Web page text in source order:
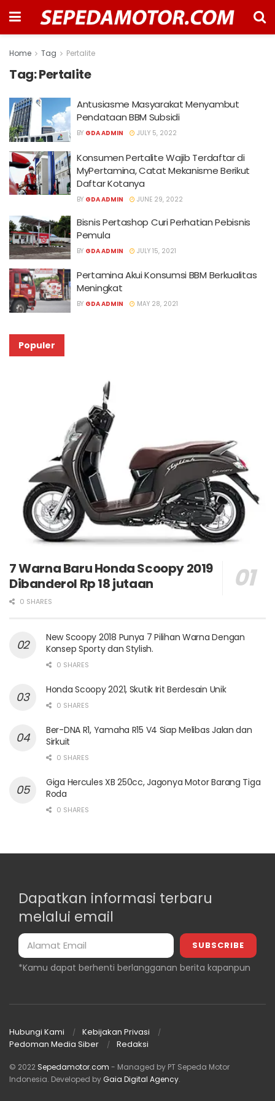
Home Tag Pertalite
Tag:Pertalite
Antusiasme Masyarakat Menyambut
Pendataan BBM Subsidi
BY GDA ADMIN JULY 5, 2022
Konsumen Pertalite Wajib Terdaftar di
MyPertamina, Catat Mekanisme Berikut
Daftar Kotanya
BY GDA ADMIN JUNE 29, 2022
Bisnis Pertashop Curi Perhatian Pebisnis
Pemula
BY GDA ADMIN JULY 15, 2021
Pertamina Akui Konsumsi BBM Berkualitas
Meningkat
BY GDA ADMIN MAY 28, 2021
Populer
7 Warna Baru Honda Scoopy 2019
Dibanderol Rp 18 jutaan
0 SHARES
New Scoopy 2018 Punya 7 Pilihan Warna Dengan
Konsep Sporty dan Stylish.
0 SHARES
Honda Scoopy 2021, Skutik Irit Berdesain Unik
0 SHARES
Ber-DNA R1, Yamaha R15 V4 Siap Melibas Jalan dan
Sirkuit
0 SHARES
Giga Hercules XB 250cc, Jagonya Motor Barang Tiga
Roda
0 SHARES
Dapatkan informasi terbaru
melalui email
*Kamu dapat berhenti berlangganan berita kapanpun
Hubungi Kami
Kebijakan Privasi
Pedoman Media Siber
Redaksi
© 2022 Sepedamotor.com - Managed by PT Sepeda Motor
Indonesia. Developed by Gaia Digital Agency.